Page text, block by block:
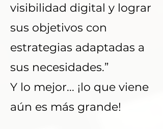
visibilidad digital y lograr
sus objetivos con
estrategias adaptadas a
sus necesidades.”
Y lo mejor... ¡lo que viene
aún es más grande!